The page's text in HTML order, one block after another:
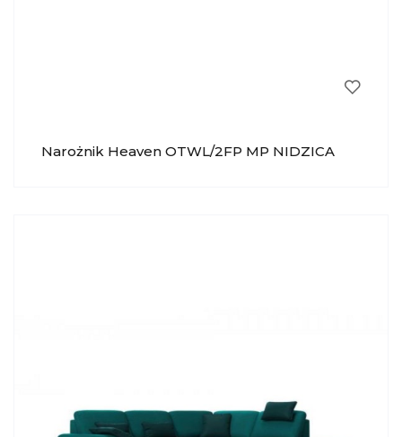
Narożnik Heaven OTWL/2FP MP NIDZICA